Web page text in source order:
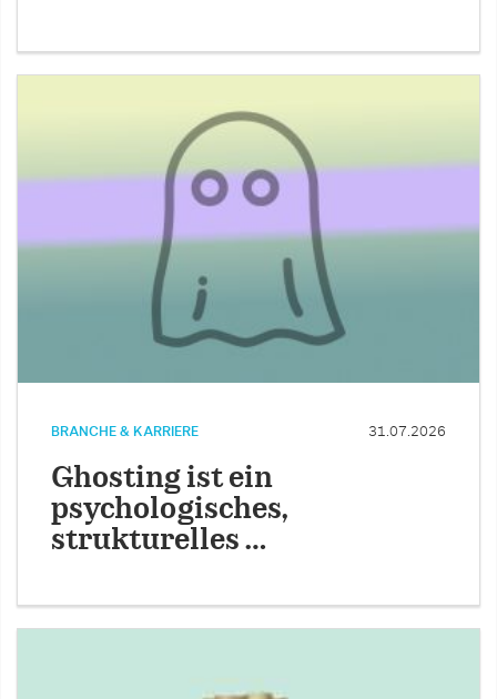
BRANCHE & KARRIERE 31.07.2026
Ghosting ist ein
psychologisches,
strukturelles …